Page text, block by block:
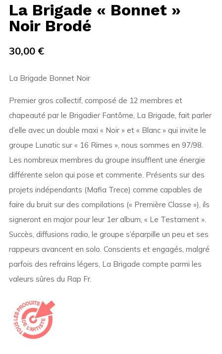
La Brigade « Bonnet »
Noir Brodé
30,00 €
La Brigade Bonnet Noir
Premier gros collectif, composé de 12 membres et
chapeauté par le Brigadier Fantôme, La Brigade, fait parler
d’elle avec un double maxi « Noir » et « Blanc » qui invite le
groupe Lunatic sur « 16 Rimes », nous sommes en 97/98.
Les nombreux membres du groupe insufflent une énergie
différente selon qui pose et commente. Présents sur des
projets indépendants (Mafia Trece) comme capables de
faire du bruit sur des compilations (« Première Classe »), ils
signeront en major pour leur 1er album, « Le Testament ».
Succès, diffusions radio, le groupe s’éparpille un peu et ses
rappeurs avancent en solo. Conscients et engagés, malgré
parfois des refrains légers, La Brigade compte parmi les
valeurs sûres du Rap Fr.